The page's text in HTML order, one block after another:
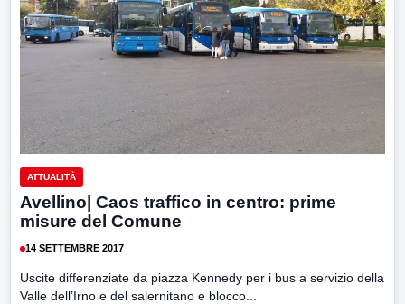
ATTUALITÀ
Avellino| Caos traffico in centro: prime
misure del Comune
14 SETTEMBRE 2017
Uscite differenziate da piazza Kennedy per i bus a servizio della
Valle dell’Irno e del salernitano e blocco...